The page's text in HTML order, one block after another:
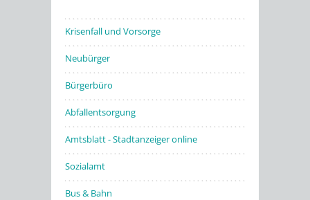
Krisenfall und Vorsorge
Neubürger
Bürgerbüro
Abfallentsorgung
Amtsblatt - Stadtanzeiger online
Sozialamt
Bus & Bahn